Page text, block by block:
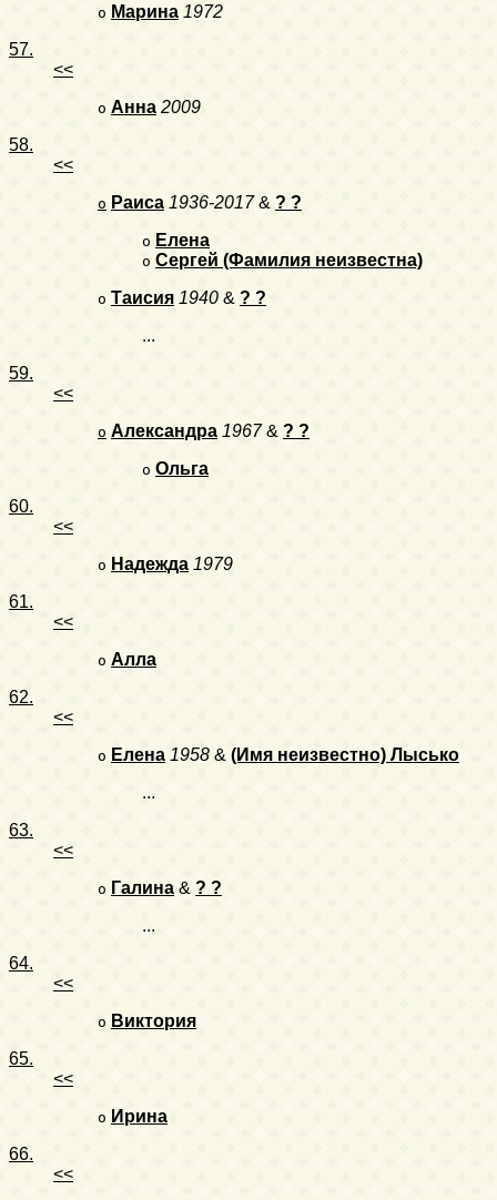
o Марина 1972
57.
<<
o Анна 2009
58.
<<
o Раиса 1936-2017& ? ?
o Елена
o Сергей (Фамилия неизвестна)
o Таисия 1940 & ? ?
...
59.
<<
o Александра 1967& ? ?
o Ольга
60.
<<
o Надежда 1979
61.
<<
o Алла
62.
<<
o Елена 1958 & (Имя неизвестно) Лысько
...
63.
<<
o Галина & ? ?
...
64.
<<
o Виктория
65.
<<
o Ирина
66.
<<